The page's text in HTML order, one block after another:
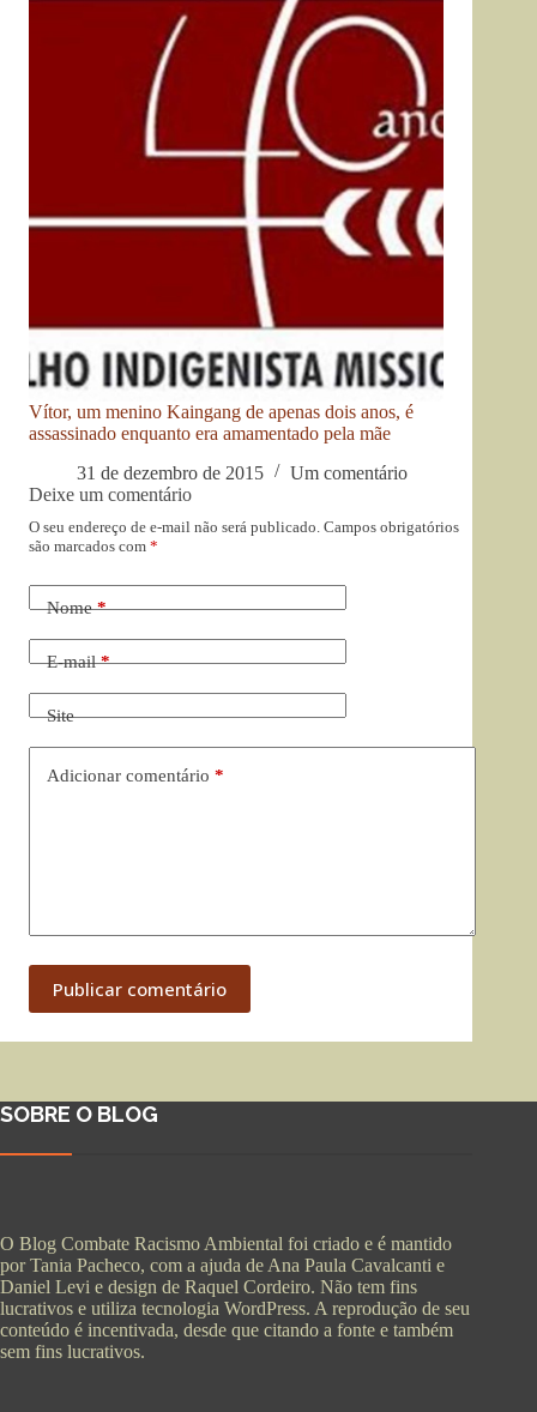
Vítor, um menino Kaingang de apenas dois anos, é
assassinado enquanto era amamentado pela mãe
31 de dezembro de 2015
Um comentário
Deixe um comentário
O seu endereço de e-mail não será publicado. Campos obrigatórios
são marcados com *
Nome*
E-mail*
Site
Adicionar comentário *
Publicar comentário
SOBRE O BLOG
O Blog Combate Racismo Ambiental foi criado e é mantido
por Tania Pacheco, com a ajuda de Ana Paula Cavalcanti e
Daniel Levi e design de Raquel Cordeiro. Não tem fins
lucrativos e utiliza tecnologia WordPress. A reprodução de seu
conteúdo é incentivada, desde que citando a fonte e também
sem fins lucrativos.